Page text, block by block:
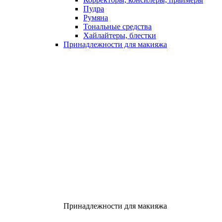
Пудра
Румяна
Тональные средства
Хайлайтеры, блестки
Принадлежности для макияжа
Принадлежности для макияжа